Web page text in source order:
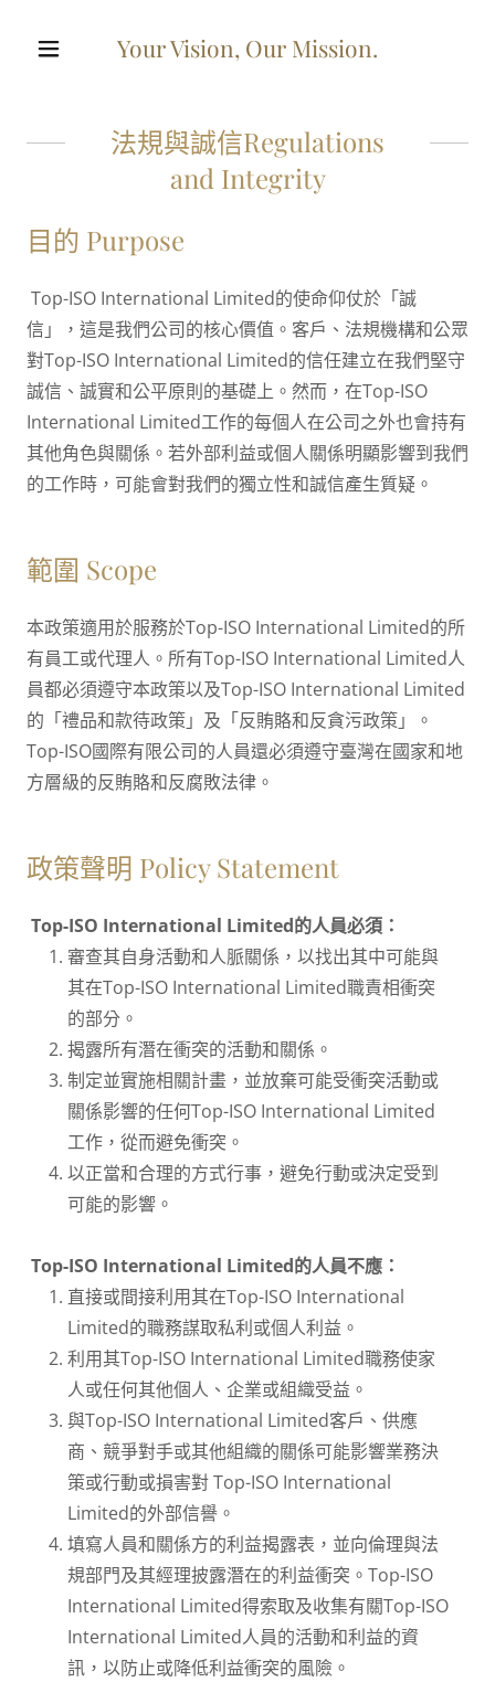
Your Vision, Our Mission.
法規與誠信Regulations
and Integrity
目的 Purpose
Top-ISO International Limited的使命仰仗於「誠
信」，這是我們公司的核心價值。客戶、法規機構和公眾
對Top-ISO International Limited的信任建立在我們堅守
誠信、誠實和公平原則的基礎上。然而，在Top-ISO
International Limited工作的每個人在公司之外也會持有
其他角色與關係。若外部利益或個人關係明顯影響到我們
的工作時，可能會對我們的獨立性和誠信產生質疑。
範圍 Scope
本政策適用於服務於Top-ISO International Limited的所
有員工或代理人。所有Top-ISO International Limited人
員都必須遵守本政策以及Top-ISO International Limited
的「禮品和款待政策」及「反賄賂和反貪污政策」。
Top-ISO國際有限公司的人員還必須遵守臺灣在國家和地
方層級的反賄賂和反腐敗法律。
政策聲明 Policy Statement
Top-ISO International Limited的人員必須：
審查其自身活動和人脈關係，以找出其中可能與
其在Top-ISO International Limited職責相衝突
的部分。
揭露所有潛在衝突的活動和關係。
制定並實施相關計畫，並放棄可能受衝突活動或
關係影響的任何Top-ISO International Limited
工作，從而避免衝突。
以正當和合理的方式行事，避免行動或決定受到
可能的影響。
Top-ISO International Limited的人員不應：
直接或間接利用其在Top-ISO International
Limited的職務謀取私利或個人利益。
利用其Top-ISO International Limited職務使家
人或任何其他個人、企業或組織受益。
與Top-ISO International Limited客戶、供應
商、競爭對手或其他組織的關係可能影響業務決
策或行動或損害對 Top-ISO International
Limited的外部信譽。
填寫人員和關係方的利益揭露表，並向倫理與法
規部門及其經理披露潛在的利益衝突。Top-ISO
International Limited得索取及收集有關Top-ISO
International Limited人員的活動和利益的資
訊，以防止或降低利益衝突的風險。